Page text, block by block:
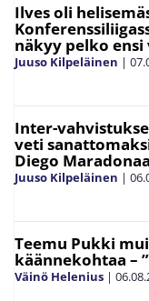
Ilves oli
näkyy pelko
Juuso Kilpeläinen |
Inter-
veti
Diego
Juuso Kilpeläinen |
Teemu Pukki
käännekohtaa –
Väinö Helenius |